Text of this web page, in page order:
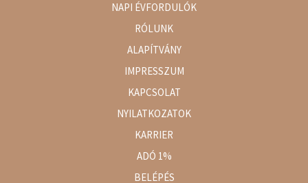
NAPI ÉVFORDULÓK
RÓLUNK
ALAPÍTVÁNY
IMPRESSZUM
KAPCSOLAT
NYILATKOZATOK
KARRIER
ADÓ 1%
BELÉPÉS